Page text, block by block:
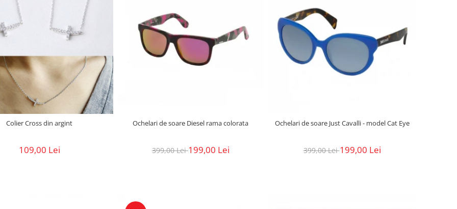
Colier Cross din argint
109,00 Lei
Ochelari de soare Diesel rama colorata
399,00 Lei199,00 Lei
Ochelari de soare Just Cavalli - model Cat Eye
399,00 Lei199,00 Lei